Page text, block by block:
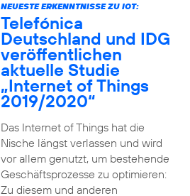
NEUESTE ERKENNTNISSE ZU IOT:
Telefónica
Deutschland und IDG
veröffentlichen
aktuelle Studie
„Internet of Things
2019/2020“
Das Internet of Things hat die
Nische längst verlassen und wird
vor allem genutzt, um bestehende
Geschäftsprozesse zu optimieren:
Zu diesem und anderen